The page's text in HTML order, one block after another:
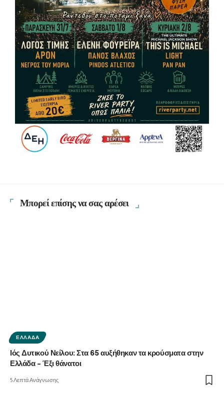
Μπορεί επίσης να σας αρέσει
ΕΛΛΆΔΑ
Ιός Δυτικού Νείλου: Στα 65 αυξήθηκαν τα κρούσματα στην
Ελλάδα – Έξι θάνατοι
5 Λεπτά Ανάγνωσης